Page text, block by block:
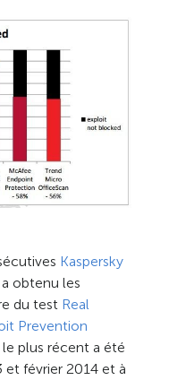
Kaspersky
a obtenu les
du test Real
Prevention
le plus récent a été
et février 2014 et à